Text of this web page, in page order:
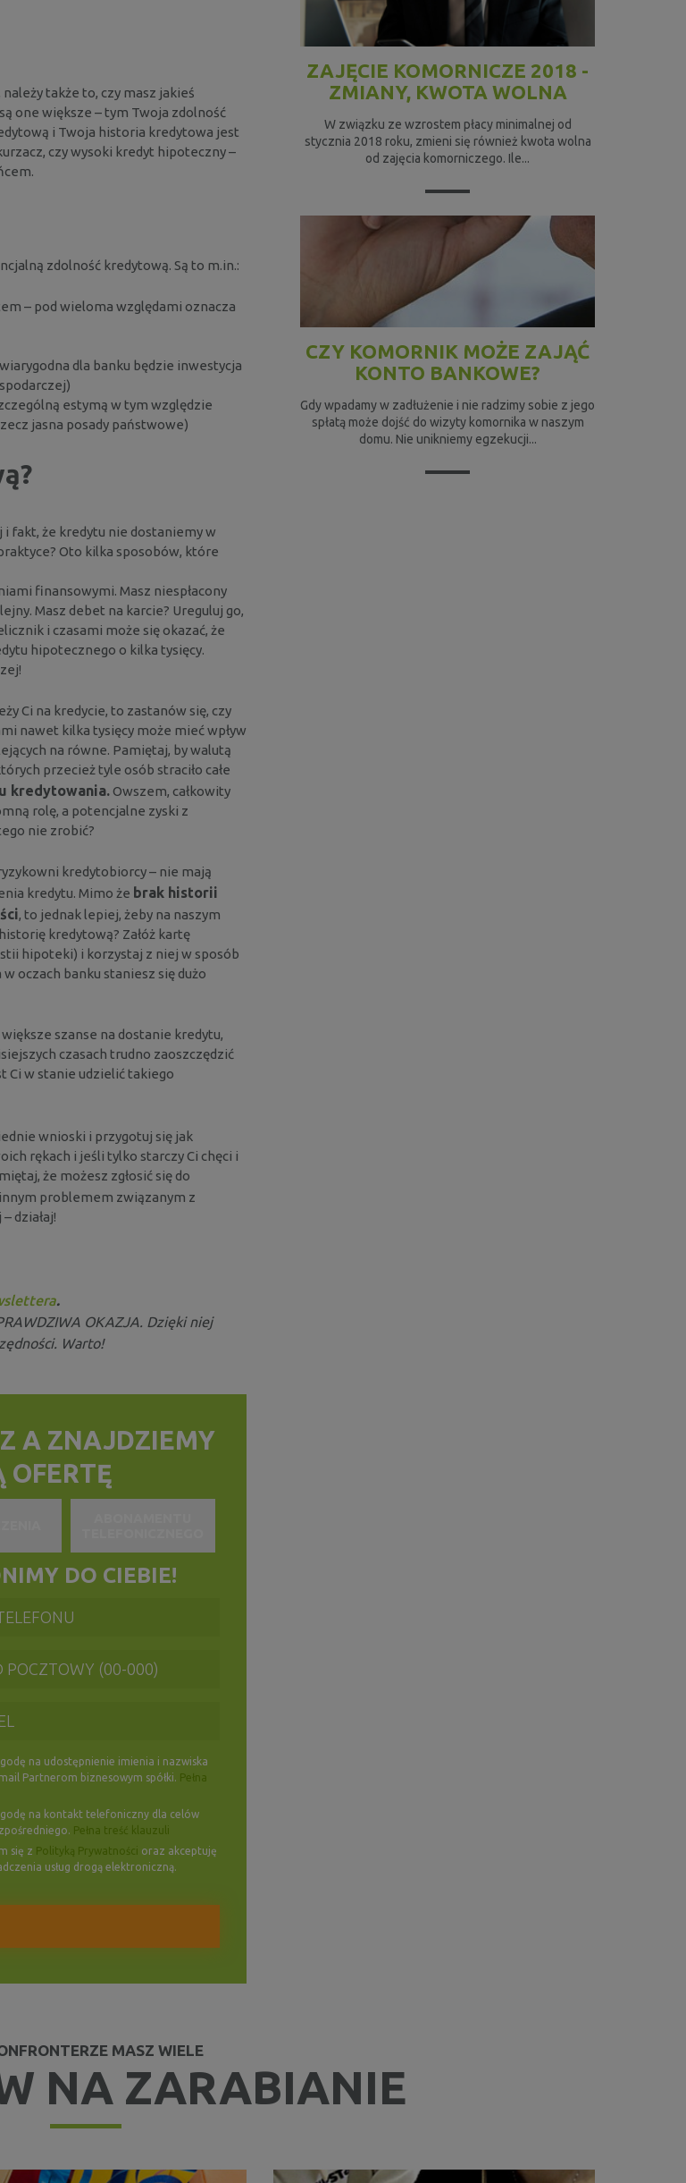
także to, czy masz jakieś
one większe – tym Twoja zdolność
i Twoja historia kredytowa jest
czy wysoki kredyt hipoteczny –
zdolność kredytową. Są to m.in.:
– pod wieloma względami oznacza
dla banku będzie inwestycja
estymą w tym względzie
jasna posady państwowe)
i fakt, że kredytu nie dostaniemy w
Oto kilka sposobów, które
finansowymi. Masz niespłacony
Masz debet na karcie? Ureguluj go,
i czasami może się okazać, że
hipotecznego o kilka tysięcy.
Ci na kredycie, to zastanów się, czy
nawet kilka tysięcy może mieć wpływ
na równe. Pamiętaj, by walutą
przecież tyle osób straciło całe
kredytowania. Owszem, całkowity
rolę, a potencjalne zyski z
nie zrobić?
kredytobiorcy – nie mają
kredytu. Mimo że brak historii
, to jednak lepiej, żeby na naszym
kredytową? Załóż kartę
hipoteki) i korzystaj z niej w sposób
oczach banku staniesz się dużo
szanse na dostanie kredytu,
czasach trudno zaoszczędzić
Ci w stanie udzielić takiego
wnioski i przygotuj się jak
rękach i jeśli tylko starczy Ci chęci i
że możesz zgłosić się do
problemem związanym z
działaj!
.
OKAZJA. Dzięki niej
Warto!
A ZNAJDZIEMY
OFERTĘ
DO CIEBIE!
na udostępnienie imienia i nazwiska
Partnerom biznesowym spółki. Pełna
na kontakt telefoniczny dla celów
Pełna treść klauzuli
się z Polityką Prywatności oraz akceptuję
usług drogą elektroniczną.
ZAJĘCIE KOMORNICZE 2018 -
ZMIANY, KWOTA WOLNA
W związku ze wzrostem płacy minimalnej od
stycznia 2018 roku, zmieni się również kwota wolna
od zajęcia komorniczego. Ile...
CZY KOMORNIK MOŻE ZAJĄĆ
KONTO BANKOWE?
Gdy wpadamy w zadłużenie i nie radzimy sobie z jego
spłatą może dojść do wizyty komornika w naszym
domu. Nie unikniemy egzekucji...
MASZ WIELE
NA ZARABIANIE